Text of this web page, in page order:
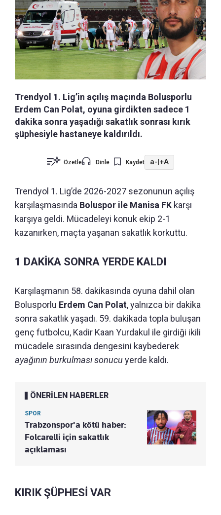
Trendyol 1. Lig’in açılış maçında Bolusporlu
Erdem Can Polat, oyuna girdikten sadece 1
dakika sonra yaşadığı sakatlık sonrası kırık
şüphesiyle hastaneye kaldırıldı.
Özetle Dinle Kaydet a- +A
Trendyol 1. Lig’de 2026-2027 sezonunun açılış
karşılaşmasında Boluspor ile Manisa FK karşı
karşıya geldi. Mücadeleyi konuk ekip 2-1
kazanırken, maçta yaşanan sakatlık korkuttu.
1 DAKİKA SONRA YERDE KALDI
Karşılaşmanın 58. dakikasında oyuna dahil olan
Bolusporlu Erdem Can Polat, yalnızca bir dakika
sonra sakatlık yaşadı. 59. dakikada topla buluşan
genç futbolcu, Kadir Kaan Yurdakul ile girdiği ikili
mücadele sırasında dengesini kaybederek
ayağının burkulması sonucu yerde kaldı.
ÖNERİLEN HABERLER
SPOR
Trabzonspor'a kötü haber:
Folcarelli için sakatlık
açıklaması
KIRIK ŞÜPHESİ VAR